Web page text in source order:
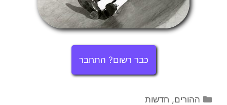
כבר רשום? התחבר
קטגוריות
ההורים, חדשות